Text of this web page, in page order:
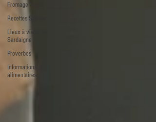
Fromage Sarde
Recettes Sardes
Lieux à visiter en
Sardaigne
Proverbes
Informations
alimentaires